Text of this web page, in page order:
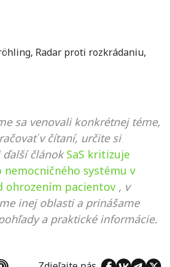
, Radar proti rozkrádaniu,
sa venovali konkrétnej téme,
v čítaní, určite si
ďalší článok SaS kritizuje
systému v
ohrozením pacientov , v
inej oblasti a prinášame
a praktické informácie.